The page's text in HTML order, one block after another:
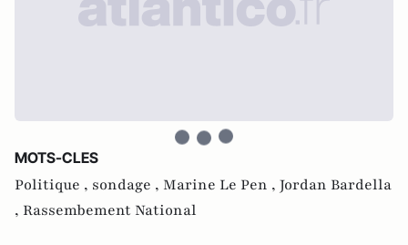
MOTS-CLES
Politique , sondage , Marine Le Pen , Jordan Bardella
, Rassembement National